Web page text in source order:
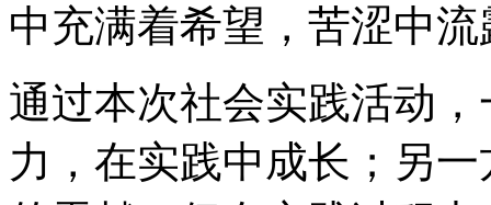
中充满着希望，苦涩中
通过本次社会实践活动
力，在实践中成长；另